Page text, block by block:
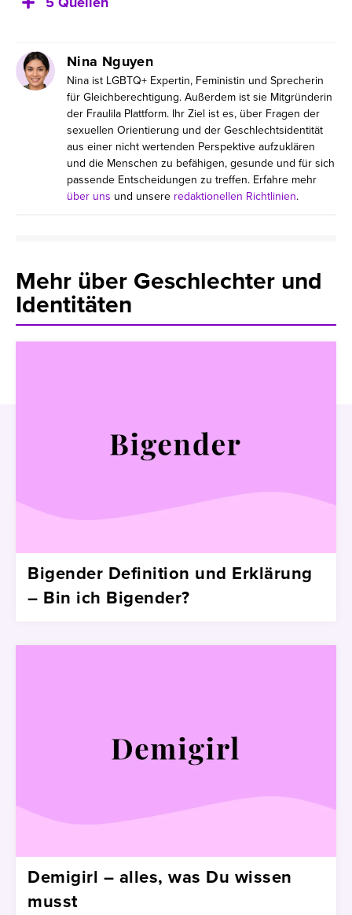
Nina Nguyen
Nina ist LGBTQ+ Expertin, Feministin und Sprecherin
für Gleichberechtigung. Außerdem ist sie Mitgründerin
der Fraulila Plattform. Ihr Ziel ist es, über Fragen der
sexuellen Orientierung und der Geschlechtsidentität
aus einer nicht wertenden Perspektive aufzuklären
und die Menschen zu befähigen, gesunde und für sich
passende Entscheidungen zu treffen. Erfahre mehr
über uns und unsere redaktionellen Richtlinien.
Mehr über Geschlechter und
Identitäten
Bigender Definition und Erklärung
– Bin ich Bigender?
Demigirl – alles, was Du wissen
musst